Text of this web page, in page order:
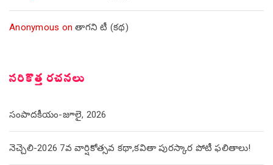
Anonymous onతాగని టీ (కథ)
సరికొత్త రచనలు
సంపాదకీయం-జూలై, 2026
నెచ్చెలి-2026 7వ వార్షికోత్సవ కథా,కవితా పురస్కార పోటీ ఫలితాలు!